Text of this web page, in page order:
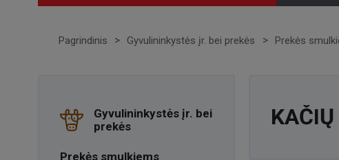
Pagrindinis Gyvulininkystės įr. bei prekės Prekės
Gyvulininkystės įr. bei
prekės
Prekės smulkiems